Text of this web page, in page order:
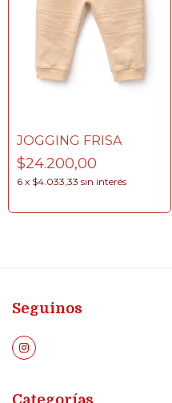
JOGGING FRISA
$24.200,00
6 x $4.033,33 sin interés
Seguinos